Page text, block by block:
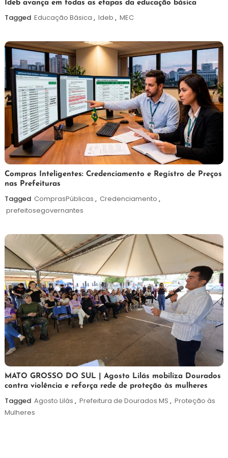
6
de
2026
Maurilio
Ideb avança em todas as etapas da educação básica
Tagged Educação Básica , Ideb , MEC
6
de
agosto
de
Redação
Compras Inteligentes: Credenciamento e Registro de Preços
nas Prefeituras
Tagged ComprasPúblicas , Credenciamento ,
prefeitosegovernantes
5
de
agosto
de
Maurilio
MATO GROSSO DO SUL | Agosto Lilás mobiliza Dourados
contra violência e reforça rede de proteção às mulheres
Tagged Agosto Lilás , Prefeitura de Dourados MS , Proteção às
Mulheres